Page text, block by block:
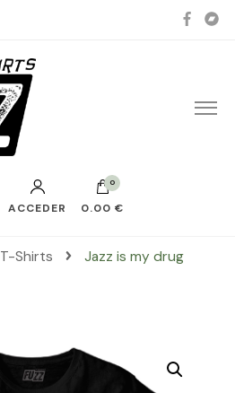
ACCEDER
0
0.00 €
T-Shirts Jazz is my drug